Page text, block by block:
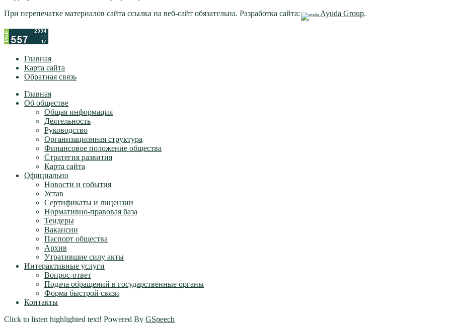
При перепечатке материалов сайта ссылка на веб-сайт обязательна. Разработка сайта:
Ayuda Group.
Главная
Карта сайта
Обратная связь
Главная
Об обществе
Общая информация
Деятельность
Руководство
Организационная структура
Финансовое положение общества
Стратегия развития
Карта сайта
Официально
Новости и события
Устав
Сертификаты и лицензии
Нормативно-правовая база
Тендеры
Вакансии
Паспорт общества
Архив
Утратившие силу акты
Интерактивные услуги
Вопрос-ответ
Подача обращений в государственные органы
Форма быстрой связи
Контакты
Click to listen highlighted text! Powered By GSpeech